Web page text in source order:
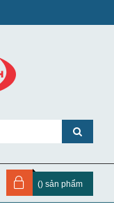
() sản phẩm